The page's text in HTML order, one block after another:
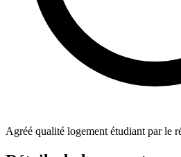
Agréé qualité logement étudiant par le